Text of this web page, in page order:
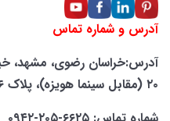
آدرس و شماره تماس
۲۰ (مقابل سینما هویزه)، پلاک ۲۹۶، طبقه منهای یک